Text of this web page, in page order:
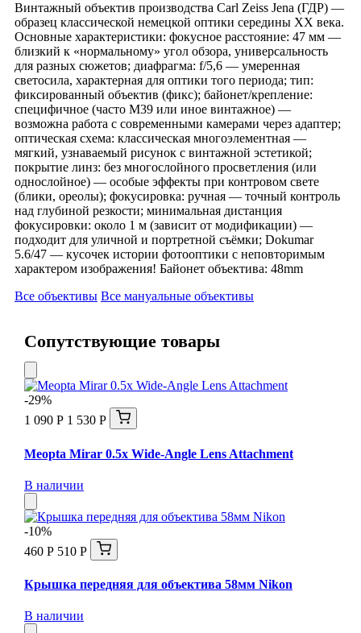
Винтажный объектив производства Carl Zeiss Jena (ГДР) —
образец классической немецкой оптики середины XX века.
Основные характеристики: фокусное расстояние: 47 мм —
близкий к «нормальному» угол обзора, универсальность
для разных сюжетов; диафрагма: f/5,6 — умеренная
светосила, характерная для оптики того периода; тип:
фиксированный объектив (фикс); байонет/крепление:
специфичное (часто M39 или иное винтажное) —
возможна работа с современными камерами через адаптер;
оптическая схема: классическая многоэлементная —
мягкий, узнаваемый рисунок с винтажной эстетикой;
покрытие линз: без многослойного просветления (или
однослойное) — особые эффекты при контровом свете
(блики, ореолы); фокусировка: ручная — точный контроль
над глубиной резкости; минимальная дистанция
фокусировки: около 1 м (зависит от модификации) —
подходит для уличной и портретной съёмки; Dokumar
5.6/47 — кусочек истории фотооптики с неповторимым
характером изображения! Байонет объектива: 48mm
Все объективы Все мануальные объективы
Сопутствующие товары
-29%
1 090 Р 1 530 Р
Meopta Mirar 0.5x Wide-Angle Lens Attachment
В наличии
-10%
460 Р 510 Р
Крышка передняя для объектива 58мм Nikon
В наличии